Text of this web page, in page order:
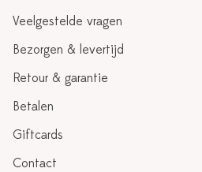
Veelgestelde vragen
Bezorgen & levertijd
Retour & garantie
Betalen
Giftcards
Contact